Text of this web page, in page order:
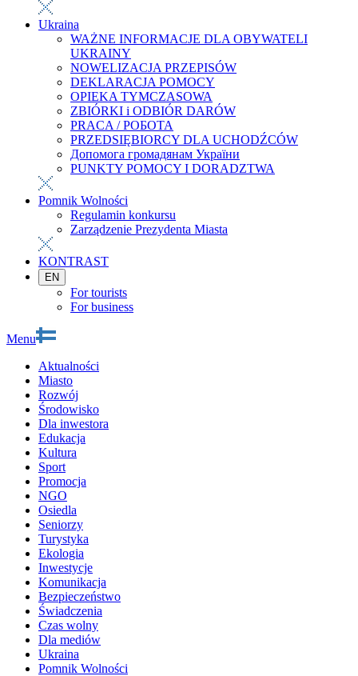
Ukraina
WAŻNE INFORMACJE DLA OBYWATELI
UKRAINY
NOWELIZACJA PRZEPISÓW
DEKLARACJA POMOCY
OPIEKA TYMCZASOWA
ZBIÓRKI i ODBIÓR DARÓW
PRACA / РОБОТА
PRZEDSIĘBIORCY DLA UCHODŹCÓW
Допомога громадянам України
PUNKTY POMOCY I DORADZTWA
Pomnik Wolności
Regulamin konkursu
Zarządzenie Prezydenta Miasta
KONTRAST
EN
For tourists
For business
Menu
Aktualności
Miasto
Rozwój
Środowisko
Dla inwestora
Edukacja
Kultura
Sport
Promocja
NGO
Osiedla
Seniorzy
Turystyka
Ekologia
Inwestycje
Komunikacja
Bezpieczeństwo
Świadczenia
Czas wolny
Dla mediów
Ukraina
Pomnik Wolności